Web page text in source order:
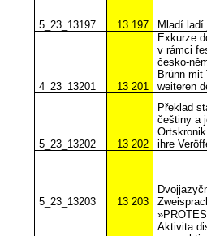
5_23_13197 13 197 Mladí
4_23_13201 13 201
Exkurze
v rámci
česko-
Brünn mit
weiteren
5_23_13202 13 202
Překlad
češtiny a
ihre
5_23_13203 13 203
Aktivita